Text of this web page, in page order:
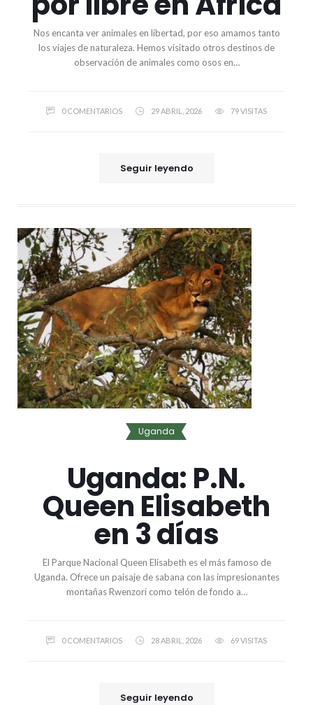
Nos encanta ver animales en libertad, por eso amamos tanto
los viajes de naturaleza. Hemos visitado otros destinos de
observación de animales como osos en…
0 COMENTARIOS 29 ABRIL, 2026 79 VISITAS
Seguir leyendo
Uganda
Uganda: P.N.
Queen Elisabeth
en 3 días
El Parque Nacional Queen Elisabeth es el más famoso de
Uganda. Ofrece un paisaje de sabana con las impresionantes
montañas Rwenzori como telón de fondo a…
0 COMENTARIOS 28 ABRIL, 2026 69 VISITAS
Seguir leyendo